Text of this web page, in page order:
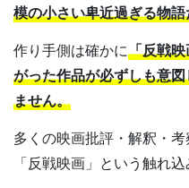
模の小さい卑近過ぎる物
作り手側は確かに「反戦
がった作品が必ずしも意
ません。
多くの映画批評・解釈・
「反戦映画」という触れ込